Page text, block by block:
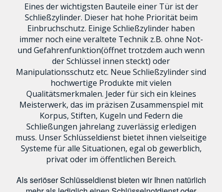
Eines der wichtigsten Bauteile einer Tür ist der
Schließzylinder. Dieser hat hohe Priorität beim
Einbruchschutz. Einige Schließzylinder haben
immer noch eine veraltete Technik z.B. ohne Not-
und Gefahrenfunktion(öffnet trotzdem auch wenn
der Schlüssel innen steckt) oder
Manipulationsschutz etc. Neue Schließzylinder sind
hochwertige Produkte mit vielen
Qualitätsmerkmalen. Jeder für sich ein kleines
Meisterwerk, das im präzisen Zusammenspiel mit
Korpus, Stiften, Kugeln und Federn die
Schließungen jahrelang zuverlässig erledigen
muss. Unser Schlüsseldienst bietet ihnen vielseitige
Systeme für alle Situationen, egal ob gewerblich,
privat oder im öffentlichen Bereich.
Als seriöser Schlüsseldienst bieten wir Ihnen natürlich